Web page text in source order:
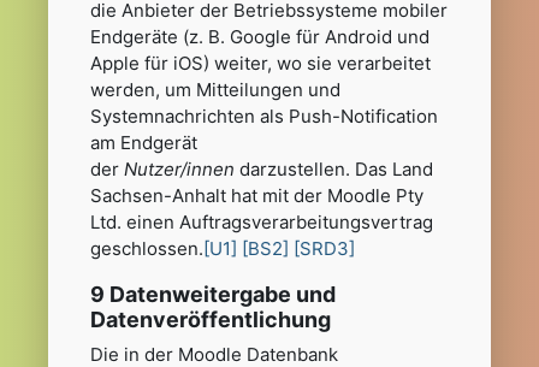
die Anbieter der Betriebssysteme mobiler
Endgeräte (z. B. Google für Android und
Apple für iOS) weiter, wo sie verarbeitet
werden, um Mitteilungen und
Systemnachrichten als Push-Notification
am Endgerät
der Nutzer/innen darzustellen. Das Land
Sachsen-Anhalt hat mit der Moodle Pty
Ltd. einen Auftragsverarbeitungsvertrag
geschlossen.[U1] [BS2] [SRD3]
9 Datenweitergabe und
Datenveröffentlichung
Die in der Moodle Datenbank